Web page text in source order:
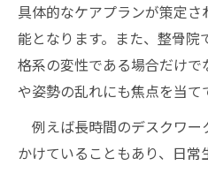
具体的なケアプランが策定
能となります。また、整骨
格系の変性である場合だけ
や姿勢の乱れにも焦点を当て
例えば長時間のデスクワー
かけていることもあり、日